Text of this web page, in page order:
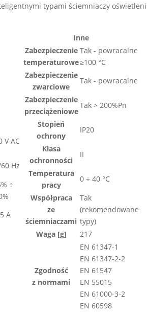
typami ściemniaczy
V AC
Hz
÷
A
Inne
Zabezpieczenie
temperaturowe
Tak - powracalne
≥100 °C
Zabezpieczenie
zwarciowe
Tak - powracalne
Zabezpieczenie
przeciążeniowe
Tak > 200%Pn
Stopień
ochrony
IP20
Klasa
ochronności
II
Temperatura
pracy
0 ÷ 40 °C
Współpraca
ze
ściemniaczami
Tak
(rekomendowane
typy)
Waga [g]
217
Zgodność
z normami
EN 61347-1
EN 61347-2-2
EN 61547
EN 55015
EN 61000-3-2
EN 60598